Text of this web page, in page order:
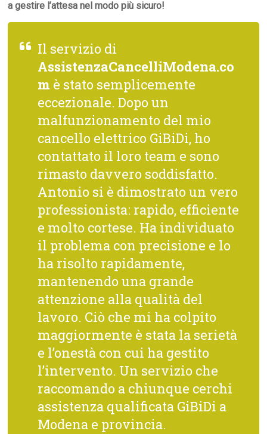
a gestire l’attesa nel modo più sicuro!
Il servizio di
AssistenzaCancelliModena.co
m è stato semplicemente
eccezionale. Dopo un
malfunzionamento del mio
cancello elettrico GiBiDi, ho
contattato il loro team e sono
rimasto davvero soddisfatto.
Antonio si è dimostrato un vero
professionista: rapido, efficiente
e molto cortese. Ha individuato
il problema con precisione e lo
ha risolto rapidamente,
mantenendo una grande
attenzione alla qualità del
lavoro. Ciò che mi ha colpito
maggiormente è stata la serietà
e l’onestà con cui ha gestito
l’intervento. Un servizio che
raccomando a chiunque cerchi
assistenza qualificata GiBiDi a
Modena e provincia.